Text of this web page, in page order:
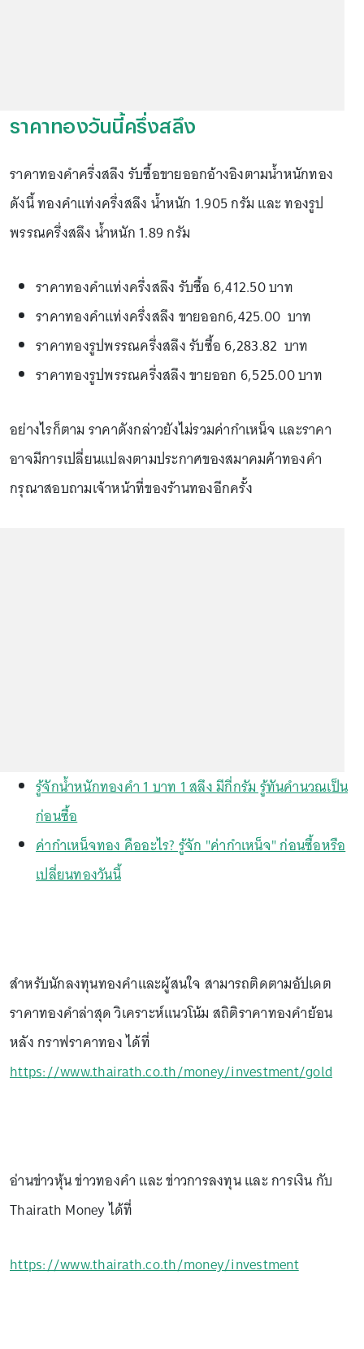
ราคาทองวันนี้ครึ่งสลึง
ราคาทองคำครึ่งสลึง รับซื้อขายออกอ้างอิงตามน้ำหนักทอง
ดังนี้ ทองคำแท่งครึ่งสลึง น้ำหนัก 1.905 กรัม และ ทองรูป
พรรณครึ่งสลึง น้ำหนัก 1.89 กรัม
ราคาทองคำแท่งครึ่งสลึง รับซื้อ 6,412.50 บาท
ราคาทองคำแท่งครึ่งสลึง ขายออก6,425.00 บาท
ราคาทองรูปพรรณครึ่งสลึง รับซื้อ 6,283.82 บาท
ราคาทองรูปพรรณครึ่งสลึง ขายออก 6,525.00 บาท
อย่างไรก็ตาม ราคาดังกล่าวยังไม่รวมค่ากำเหน็จ และราคา
อาจมีการเปลี่ยนแปลงตามประกาศของสมาคมค้าทองคำ
กรุณาสอบถามเจ้าหน้าที่ของร้านทองอีกครั้ง
รู้จักน้ำหนักทองคำ 1 บาท 1 สลึง มีกี่กรัม รู้ทันคำนวณเป็น
ก่อนซื้อ
ค่ากำเหน็จทอง คืออะไร? รู้จัก "ค่ากำเหน็จ" ก่อนซื้อหรือ
เปลี่ยนทองวันนี้
สำหรับนักลงทุนทองคำและผู้สนใจ สามารถติดตามอัปเดต
ราคาทองคำล่าสุด วิเคราะห์แนวโน้ม สถิติราคาทองคำย้อน
หลัง กราฟราคาทอง ได้ที่
https://www.thairath.co.th/money/investment/gold
อ่านข่าวหุ้น ข่าวทองคำ และ ข่าวการลงทุน และ การเงิน กับ
Thairath Money ได้ที่
https://www.thairath.co.th/money/investment